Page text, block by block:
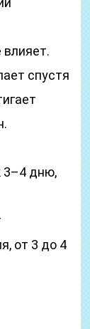
влияет.
спустя
3–4 дню,
от 3 до 4